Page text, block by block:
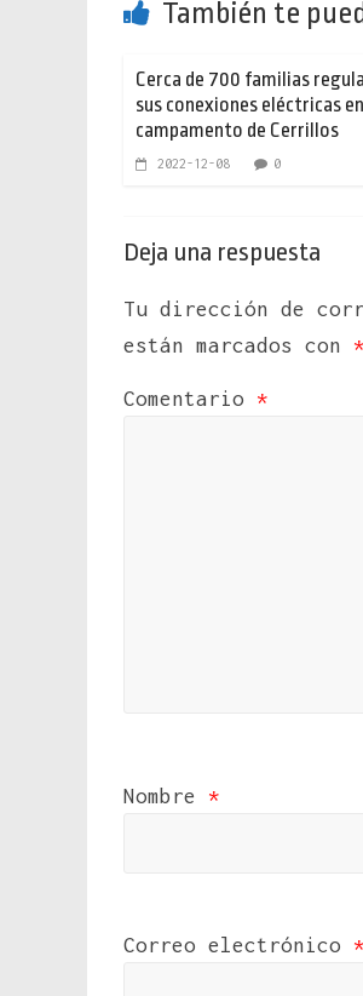
También te
Cerca de 700 familias
sus conexiones eléctricas en
campamento de Cerrillos
2022-12-08 0
Deja una respuesta
Tu dirección de
están marcados con *
Comentario *
Nombre *
Correo electrónico *